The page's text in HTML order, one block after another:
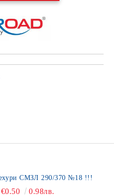
Плик с мехури СМЗЛ 290/370 №18 !!!
€0.50 0.98лв.